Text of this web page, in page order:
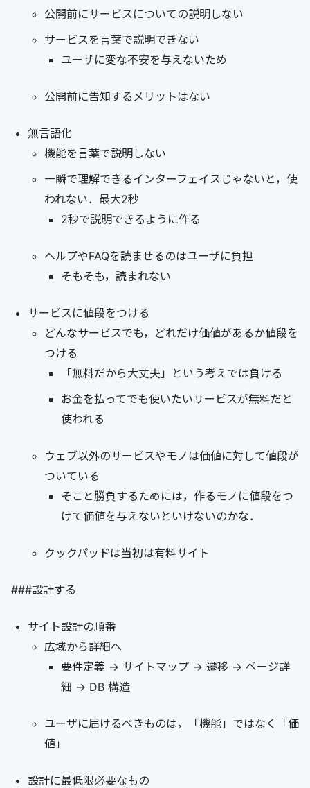
公開前にサービスについての説明しない
サービスを言葉で説明できない
ユーザに変な不安を与えないため
公開前に告知するメリットはない
無言語化
機能を言葉で説明しない
一瞬で理解できるインターフェイスじゃないと，使
われない．最大2秒
2秒で説明できるように作る
ヘルプやFAQを読ませるのはユーザに負担
そもそも，読まれない
サービスに値段をつける
どんなサービスでも，どれだけ価値があるか値段を
つける
「無料だから大丈夫」という考えでは負ける
お金を払ってでも使いたいサービスが無料だと
使われる
ウェブ以外のサービスやモノは価値に対して値段が
ついている
そこと勝負するためには，作るモノに値段をつ
けて価値を与えないといけないのかな．
クックパッドは当初は有料サイト
###設計する
サイト設計の順番
広域から詳細へ
要件定義 -> サイトマップ -> 遷移 -> ページ詳
細 -> DB 構造
ユーザに届けるべきものは，「機能」ではなく「価
値」
設計に最低限必要なもの